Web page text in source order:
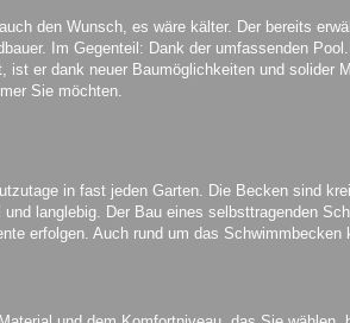
den Wunsch, es wäre kälter. Der bereits
Im Gegenteil: Dank der umfassenden
er dank neuer Baumöglichkeiten und solider
Sie möchten.
in fast jeden Garten. Die Becken sind
langlebig. Der Bau eines selbsttragenden
erfolgen. Auch rund um das